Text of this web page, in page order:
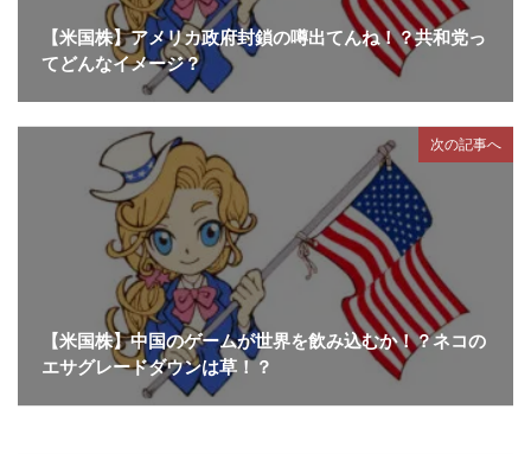
【米国株】アメリカ政府封鎖の噂出てんね！？共和党っ
てどんなイメージ？
次の記事へ
【米国株】中国のゲームが世界を飲み込むか！？ネコの
エサグレードダウンは草！？